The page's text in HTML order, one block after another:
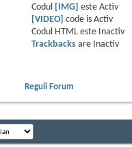
Codul
[IMG] este Activ
[VIDEO] code is Activ
Codul HTML este
Inactiv
Trackbacksare
Inactiv
Reguli Forum